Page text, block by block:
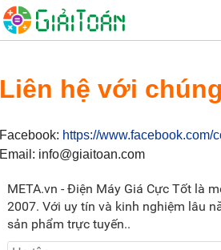
Liên hệ với
Facebook: https://www.facebook.com/
Email: info@giaitoan.com